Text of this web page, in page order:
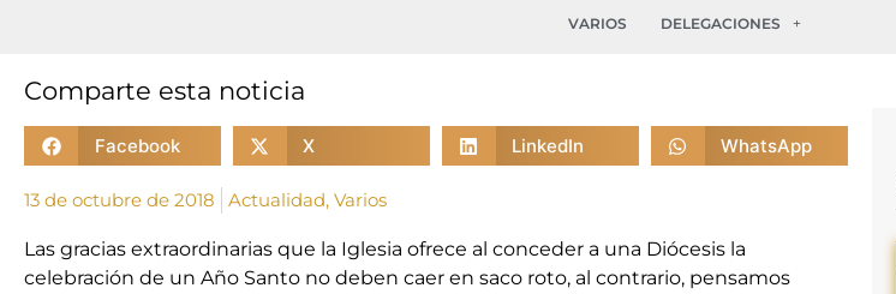
VARIOS
DELEGACIONES
Comparte esta noticia
Facebook X LinkedIn WhatsApp
13 de octubre de 2018 Actualidad, Varios
Las gracias extraordinarias que la Iglesia ofrece al conceder a una Diócesis la
celebración de un Año Santo no deben caer en saco roto, al contrario, pensamos